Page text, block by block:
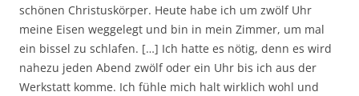
schönen Christuskörper. Heute habe ich um zwölf Uhr
meine Eisen weggelegt und bin in mein Zimmer, um mal
ein bissel zu schlafen. […] Ich hatte es nötig, denn es wird
nahezu jeden Abend zwölf oder ein Uhr bis ich aus der
Werkstatt komme. Ich fühle mich halt wirklich wohl und